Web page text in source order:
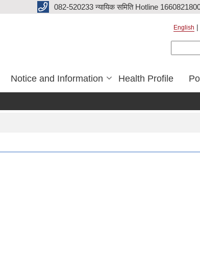
082-520233 न्यायिक समिति Hotline
English
Notice and Information Health Profile